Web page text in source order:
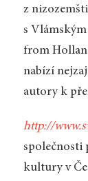
z
s
from
nabízí
autory k
http://
společnosti
kultury v